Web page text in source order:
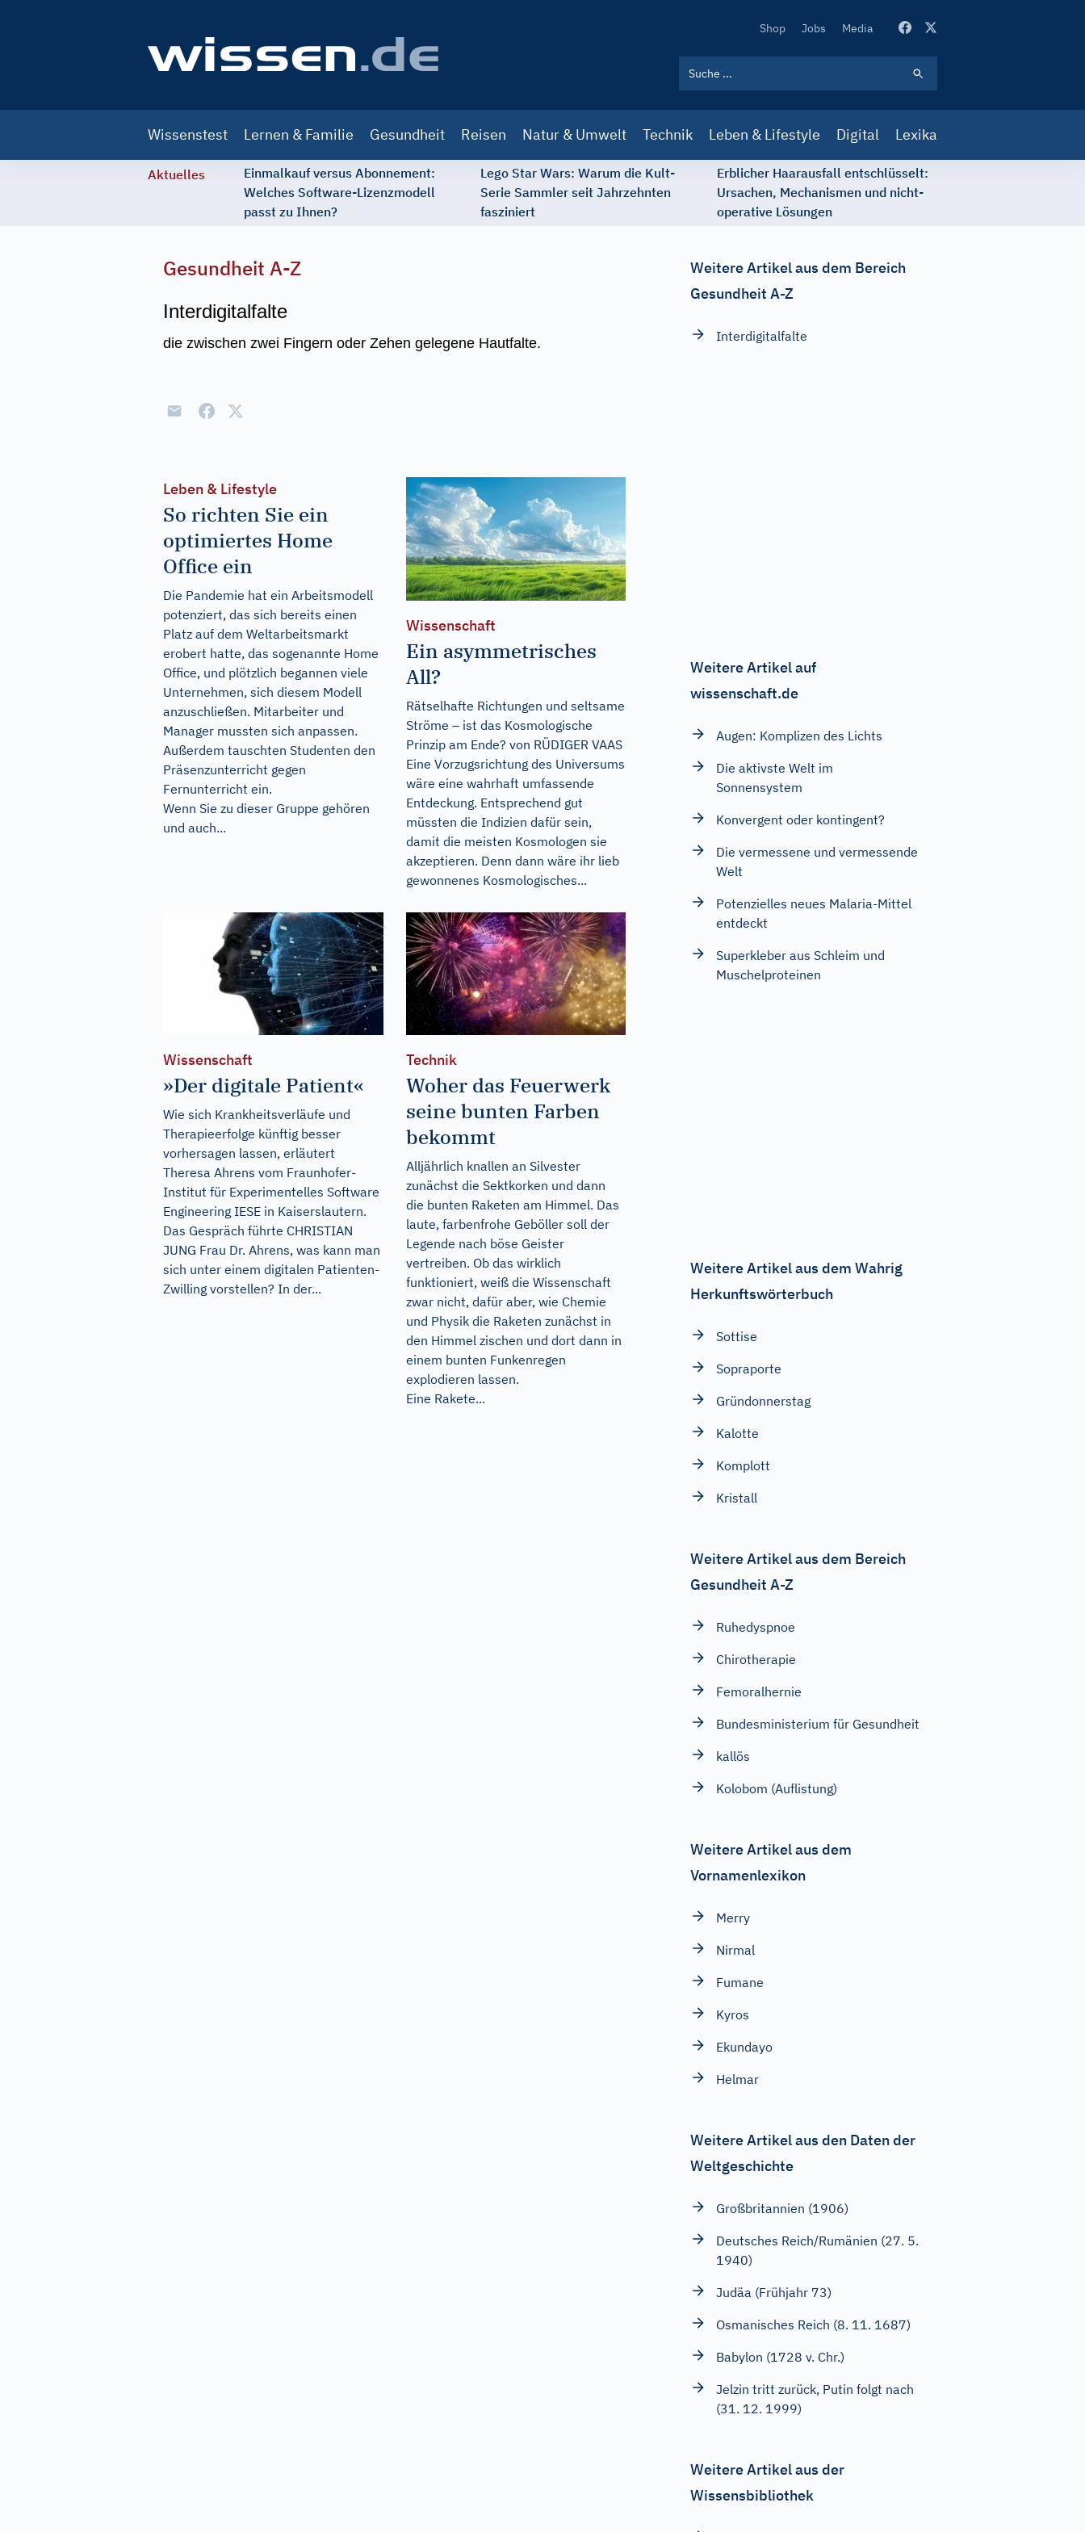
Secondary
Shop Jobs Media
navigation
Wissenstest Lernen & Familie Gesundheit Reisen Natur & Umwelt Technik Leben & Lifestyle Digital Lexika
Aktuelles
Einmalkauf versus Abonnement:
Welches Software-Lizenzmodell
passt zu Ihnen?
Lego Star Wars: Warum die Kult-
Serie Sammler seit Jahrzehnten
fasziniert
Erblicher Haarausfall entschlüsselt:
Ursachen, Mechanismen und nicht-
operative Lösungen
Gesundheit A-Z
Interdigitalfalte
die zwischen zwei Fingern oder Zehen gelegene Hautfalte.
Leben & Lifestyle
So richten Sie ein
optimiertes Home
Office ein
Die Pandemie hat ein Arbeitsmodell
potenziert, das sich bereits einen
Platz auf dem Weltarbeitsmarkt
erobert hatte, das sogenannte Home
Office, und plötzlich begannen viele
Unternehmen, sich diesem Modell
anzuschließen. Mitarbeiter und
Manager mussten sich anpassen.
Außerdem tauschten Studenten den
Präsenzunterricht gegen
Fernunterricht ein.
Wenn Sie zu dieser Gruppe gehören
und auch...
Wissenschaft
Ein asymmetrisches
All?
Rätselhafte Richtungen und seltsame
Ströme – ist das Kosmologische
Prinzip am Ende? von RÜDIGER VAAS
Eine Vorzugsrichtung des Universums
wäre eine wahrhaft umfassende
Entdeckung. Entsprechend gut
müssten die Indizien dafür sein,
damit die meisten Kosmologen sie
akzeptieren. Denn dann wäre ihr lieb
gewonnenes Kosmologisches...
Wissenschaft
»Der digitale Patient«
Wie sich Krankheitsverläufe und
Therapieerfolge künftig besser
vorhersagen lassen, erläutert
Theresa Ahrens vom Fraunhofer-
Institut für Experimentelles Software
Engineering IESE in Kaiserslautern.
Das Gespräch führte CHRISTIAN
JUNG Frau Dr. Ahrens, was kann man
sich unter einem digitalen Patienten-
Zwilling vorstellen? In der...
Technik
Woher das Feuerwerk
seine bunten Farben
bekommt
Alljährlich knallen an Silvester
zunächst die Sektkorken und dann
die bunten Raketen am Himmel. Das
laute, farbenfrohe Geböller soll der
Legende nach böse Geister
vertreiben. Ob das wirklich
funktioniert, weiß die Wissenschaft
zwar nicht, dafür aber, wie Chemie
und Physik die Raketen zunächst in
den Himmel zischen und dort dann in
einem bunten Funkenregen
explodieren lassen.
Eine Rakete...
Weitere Artikel aus dem Bereich
Gesundheit A-Z
Interdigitalfalte
Weitere Artikel auf
wissenschaft.de
Augen: Komplizen des Lichts
Die aktivste Welt im
Sonnensystem
Konvergent oder kontingent?
Die vermessene und vermessende
Welt
Potenzielles neues Malaria-Mittel
entdeckt
Superkleber aus Schleim und
Muschelproteinen
Weitere Artikel aus dem Wahrig
Herkunftswörterbuch
Sottise
Sopraporte
Gründonnerstag
Kalotte
Komplott
Kristall
Weitere Artikel aus dem Bereich
Gesundheit A-Z
Ruhedyspnoe
Chirotherapie
Femoralhernie
Bundesministerium für Gesundheit
kallös
Kolobom (Auflistung)
Weitere Artikel aus dem
Vornamenlexikon
Merry
Nirmal
Fumane
Kyros
Ekundayo
Helmar
Weitere Artikel aus den Daten der
Weltgeschichte
Großbritannien (1906)
Deutsches Reich/Rumänien (27. 5.
1940)
Judäa (Frühjahr 73)
Osmanisches Reich (8. 11. 1687)
Babylon (1728 v. Chr.)
Jelzin tritt zurück, Putin folgt nach
(31. 12. 1999)
Weitere Artikel aus der
Wissensbibliothek